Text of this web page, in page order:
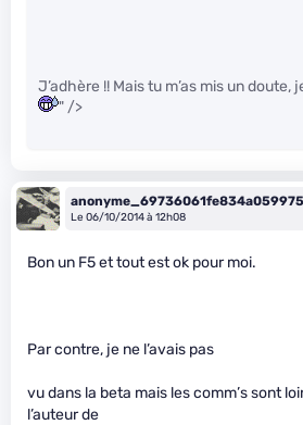
J’adhère !! Mais tu m’as mis un doute,
" />
Le 06/10/2014 à 12h08
Bon un F5 et tout est ok pour moi.
Par contre, je ne l’avais pas
vu dans la beta mais les comm’s sont
l’auteur de